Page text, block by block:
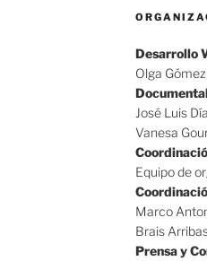
Desarrollo
Olga
José Luis
Vanesa
Equipo de
Marco
Brais
Prensa y